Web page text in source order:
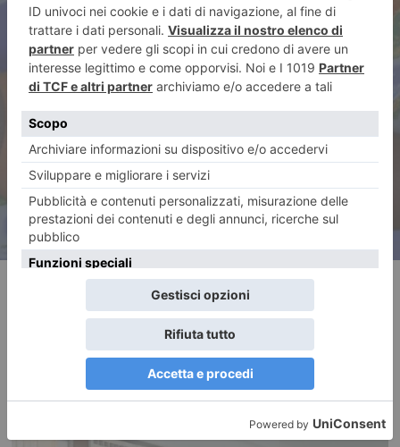
ARTICOLO SUCCESSIVO
Selezioniamo gli immigrati.
Non tutte le culture sono
assimilabili
RECENTI: